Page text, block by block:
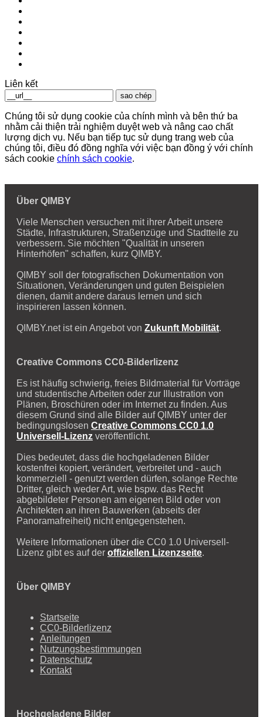
Liên kết
sao chép
Chúng tôi sử dụng cookie của chính mình và bên thứ ba
nhằm cải thiện trải nghiệm duyệt web và nâng cao chất
lượng dịch vụ. Nếu bạn tiếp tục sử dụng trang web của
chúng tôi, điều đó đồng nghĩa với việc bạn đồng ý với chính
sách cookie chính sách cookie.
Über QIMBY
Viele Menschen versuchen mit ihrer Arbeit unsere
Städte, Infrastrukturen, Straßenzüge und Stadtteile zu
verbessern. Sie möchten "Qualität in unseren
Hinterhöfen" schaffen, kurz QIMBY.
QIMBY soll der fotografischen Dokumentation von
Situationen, Veränderungen und guten Beispielen
dienen, damit andere daraus lernen und sich
inspirieren lassen können.
QIMBY.net ist ein Angebot von Zukunft Mobilität.
Creative Commons CC0-Bilderlizenz
Es ist häufig schwierig, freies Bildmaterial für Vorträge
und studentische Arbeiten oder zur Illustration von
Plänen, Broschüren oder im Internet zu finden. Aus
diesem Grund sind alle Bilder auf QIMBY unter der
bedingungslosen Creative Commons CC0 1.0
Universell-Lizenz veröffentlicht.
Dies bedeutet, dass die hochgeladenen Bilder
kostenfrei kopiert, verändert, verbreitet und - auch
kommerziell - genutzt werden dürfen, solange Rechte
Dritter, gleich weder Art, wie bspw. das Recht
abgebildeter Personen am eigenen Bild oder von
Architekten an ihren Bauwerken (abseits der
Panoramafreiheit) nicht entgegenstehen.
Weitere Informationen über die CC0 1.0 Universell-
Lizenz gibt es auf der offiziellen Lizenzseite.
Über QIMBY
Startseite
CC0-Bilderlizenz
Anleitungen
Nutzungsbestimmungen
Datenschutz
Kontakt
Hochgeladene Bilder